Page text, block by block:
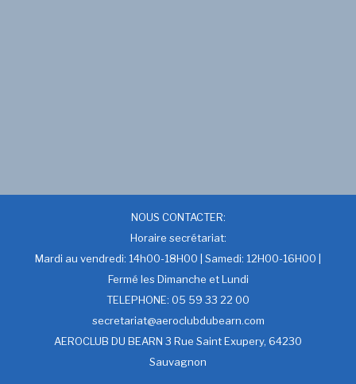
NOUS CONTACTER:
Horaire secrétariat:
Mardi au vendredi: 14h00-18H00 | Samedi: 12H00-16H00 |
Fermé les Dimanche et Lundi
TELEPHONE: 05 59 33 22 00
secretariat@aeroclubdubearn.com
AEROCLUB DU BEARN 3 Rue Saint Exupery, 64230
Sauvagnon